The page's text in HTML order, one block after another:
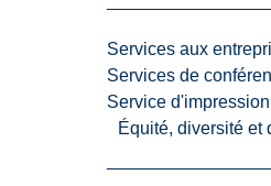
Services aux
Services de
Service d'impression
Équité, diversité et